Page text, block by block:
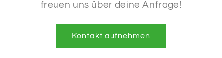
freuen uns über deine Anfrage!
Kontakt aufnehmen